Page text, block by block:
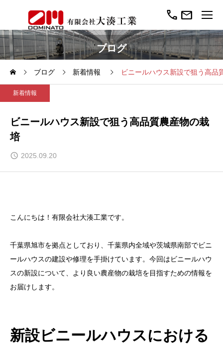
call mail
ブログ
ブログ 新着情報 ビニールハウス新設で狙う高品
新着情報
ビニールハウス新設で狙う高品質農産物の栽
培
2025.09.20
こんにちは！有限会社大湊工業です。
千葉県旭市を拠点としており、千葉県内全域や茨城県南部でビニ
ールハウスの建設や修理を手掛けています。今回はビニールハウ
スの新設について、より良い農産物の栽培を目指すための情報を
お届けします。
新設ビニールハウスにおける